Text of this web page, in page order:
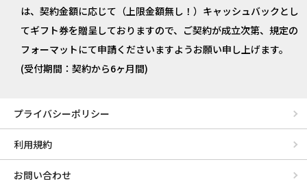
は、契約金額に応じて（上限金額無し！）キャッシュバックとし
てギフト券を贈呈しておりますので、ご契約が成立次第、規定の
フォーマットにて申請くださいますようお願い申し上げます。
(受付期間：契約から6ヶ月間)
プライバシーポリシー
利用規約
お問い合わせ